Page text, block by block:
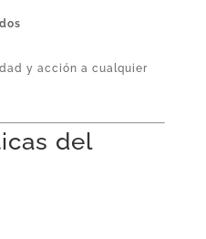
y acción a cualquier
del